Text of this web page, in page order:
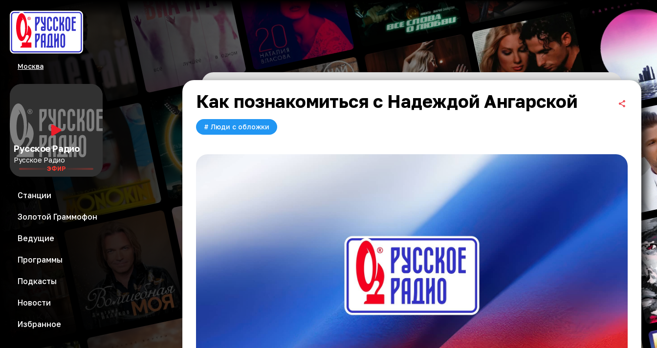
Москва
Русское Радио
Русское Радио
ЭФИР
Станции
Золотой Граммофон
Ведущие
Программы
Подкасты
Новости
Избранное
Как познакомиться с Надеждой Ангарской
# Люди с обложки